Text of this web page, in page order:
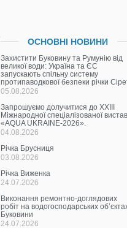
ОСНОВНІ НОВИНИ
Захистити Буковину та Румунію від
великої води: Україна та ЄС
запускають спільну систему
протипаводкової безпеки річки
05.08.2026
Запрошуємо долучитися до ХХІІІ
Міжнародної спеціалізованої
«AQUA UKRAINE-2026».
04.08.2026
Річка Брусниця
03.08.2026
Річка Виженка
24.07.2026
Виконання ремонтно-доглядових
робіт на водогосподарських
Буковини
24.07.2026